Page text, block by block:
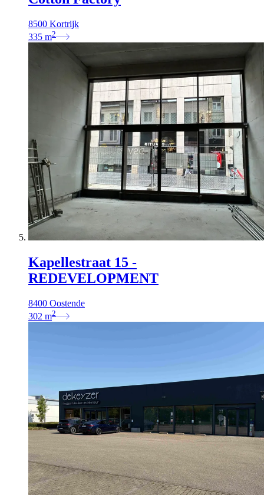
8500 Kortrijk
335 m2
Kapellestraat 15 -
REDEVELOPMENT
8400 Oostende
302 m2